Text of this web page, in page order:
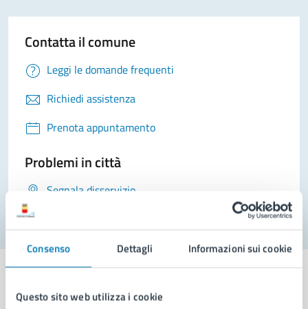
Consenso Dettagli Informazioni sui cookie
Questo sito web utilizza i cookie
Contatta il comune
Leggi le domande frequenti
Richiedi assistenza
Prenota appuntamento
Problemi in città
Segnala disservizio